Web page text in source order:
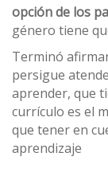
opción de los
género tiene
Terminó
persigue
aprender, que
currículo es el
que tener en
aprendizaje